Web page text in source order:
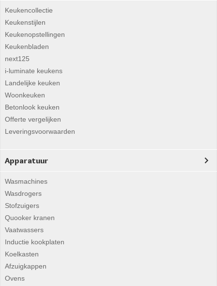
Keukencollectie
Keukenstijlen
Keukenopstellingen
Keukenbladen
next125
i-luminate keukens
Landelijke keuken
Woonkeuken
Betonlook keuken
Offerte vergelijken
Leveringsvoorwaarden
Apparatuur
Wasmachines
Wasdrogers
Stofzuigers
Quooker kranen
Vaatwassers
Inductie kookplaten
Koelkasten
Afzuigkappen
Ovens